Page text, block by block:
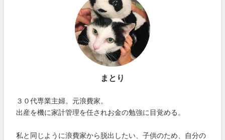
まとり
３０代専業主婦。元浪費家。
出産を機に家計管理を任されお金の勉強に目覚める。
私と同じように浪費家から脱出したい、子供のため、自分の